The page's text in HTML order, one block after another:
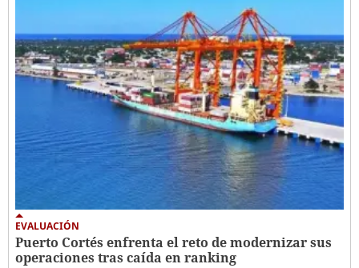
EVALUACIÓN
Puerto Cortés enfrenta el reto de modernizar sus
operaciones tras caída en ranking